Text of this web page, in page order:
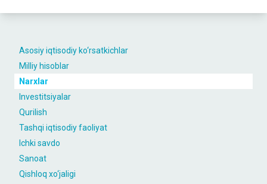
Asosiy iqtisodiy ko‘rsatkichlar
Milliy hisoblar
Narxlar
Investitsiyalar
Qurilish
Tashqi iqtisodiy faoliyat
Ichki savdo
Sanoat
Qishloq xo‘jaligi